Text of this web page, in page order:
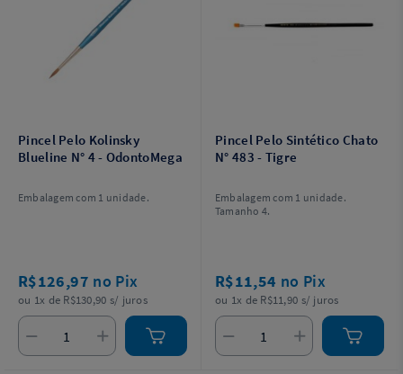
Pincel Pelo Kolinsky
Blueline N° 4 - OdontoMega
Embalagem com 1 unidade.
R$126,97 no Pix
ou 1x de R$130,90 s/ juros
Pincel Pelo Sintético Chato
N° 483 - Tigre
Embalagem com 1 unidade.
Tamanho 4.
R$11,54 no Pix
ou 1x de R$11,90 s/ juros